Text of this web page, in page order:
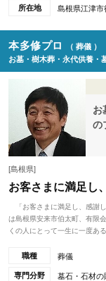
所在地 島根県江津市
本多修プロ
（ 葬儀 ）
お墓・樹木葬・永代供養・
お
の
[島根県]
お客さまに満足し
「お客さまに満足し、感謝
は島根県安来市伯太町、有限
くの人にとって一生に一度ある
職種 葬儀
専門分野
墓石・石材の